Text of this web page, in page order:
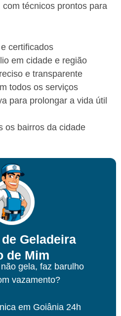
técnicos prontos para
certificados
em cidade e região
e transparente
todos os serviços
para prolongar a vida útil
os bairros da cidade
Geladeira
de Mim
gela, faz barulho
vazamento?
em Goiânia24h